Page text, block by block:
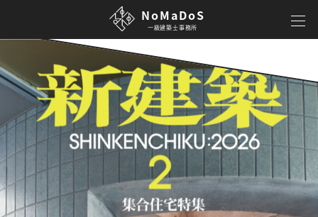
NoMaDoS
一級建築士事務所